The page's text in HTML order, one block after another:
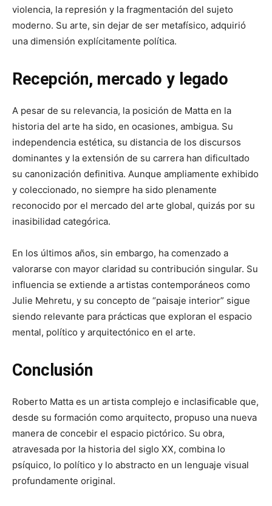
violencia, la represión y la fragmentación del sujeto
moderno. Su arte, sin dejar de ser metafísico, adquirió
una dimensión explícitamente política.
Recepción, mercado y legado
A pesar de su relevancia, la posición de Matta en la
historia del arte ha sido, en ocasiones, ambigua. Su
independencia estética, su distancia de los discursos
dominantes y la extensión de su carrera han dificultado
su canonización definitiva. Aunque ampliamente exhibido
y coleccionado, no siempre ha sido plenamente
reconocido por el mercado del arte global, quizás por su
inasibilidad categórica.
En los últimos años, sin embargo, ha comenzado a
valorarse con mayor claridad su contribución singular. Su
influencia se extiende a artistas contemporáneos como
Julie Mehretu, y su concepto de “paisaje interior” sigue
siendo relevante para prácticas que exploran el espacio
mental, político y arquitectónico en el arte.
Conclusión
Roberto Matta es un artista complejo e inclasificable que,
desde su formación como arquitecto, propuso una nueva
manera de concebir el espacio pictórico. Su obra,
atravesada por la historia del siglo XX, combina lo
psíquico, lo político y lo abstracto en un lenguaje visual
profundamente original.